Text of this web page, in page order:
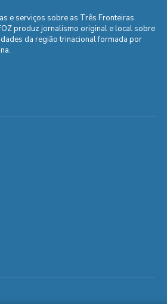
e serviços sobre as Três Fronteiras.
produz jornalismo original e local sobre
da região trinacional formada por